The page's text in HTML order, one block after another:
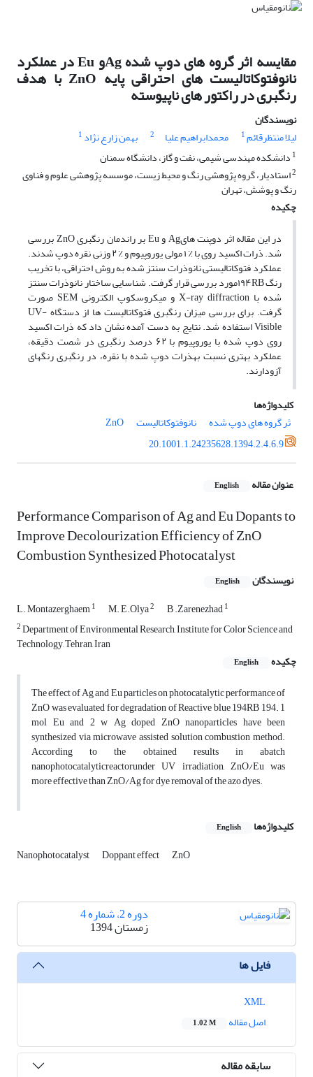
مقایسه اثر گروه های دوپ شده Agو Eu در عملکرد
نانوفتوکاتالیست های احتراقی پایه ZnO با هدف
رنگبری در راکتور های ناپیوسته
نویسندگان
لیلا منتظرقائم1 محمدابراهیم علیا 2 بهمن زارع نژاد 1
1 دانشکده مهندسی شیمی، نفت و گاز، دانشگاه سمنان
2استادیار، گروه پژوهشی رنگ و محیط زیست، موسسه پژوهشی علوم و فناوی
رنگ و پوشش، تهران
چکیده
در این مقاله اثر دوپنت هایAg و Eu بر راندمان رنگبری ZnO بررسی
شد. ذرات اکسید روی با ٪ ۱ مولی یوروپیوم و ٪ ۲ وزنی نقره دوپ شدند.
عملکرد فتوکاتالیستی نانوذرات سنتز شده به روش احتراقی، با تخریب
رنگ ۱۹۴RBمورد بررسی قرار گرفت. شناسایی ساختار نانوذرات سنتز
شده با X-ray diffraction و میکروسکوپ الکترونی SEM صورت
گرفت. برای بررسی میزان رنگبری فتوکاتالیست ها از دستگاه UV-
Visible استفاده شد. نتایج به دست آمده نشان داد که ذرات اکسید
روی دوپ شده با یوروپیوم با ۶۲ درصد رنگبری در شصت دقیقه،
عملکرد بهتری نسبت بهذرات دوپ شده با نقره، در رنگبری رنگهای
آزودارند.
کلیدواژه‌ها
ثر گروه های دوپ شده
نانوفتوکاتالیست
ZnO
20.1001.1.24235628.1394.2.4.6.9
عنوان مقاله English
Performance Comparison of Ag and Eu Dopants to
Improve Decolourization Efficiency of ZnO
Combustion Synthesized Photocatalyst
نویسندگان English
L. Montazerghaem1 M. E.Olya2 B .Zarenezhad1
2Department of Environmental Research, Institute for Color Science and
Technology, Tehran, Iran
چکیده
English
The effect of Ag and Eu particles on photocatalytic performance of
ZnO was evaluated for degradation of Reactive blue 194RB 194. 1
mol Eu and 2 w Ag doped ZnO nanoparticles have been
synthesized via microwave assisted solution combustion method.
According to the obtained results in abatch
nanophotocatalyticreactorunder UV irradiation, ZnO/Eu was
more effective than ZnO/Ag for dye removal of the azo dyes.
کلیدواژه‌ها English
Nanophotocatalyst Doppant effect ZnO
دوره 2، شماره 4
زمستان 1394
فایل ها
اصل مقاله
1.02 M
سابقه مقاله